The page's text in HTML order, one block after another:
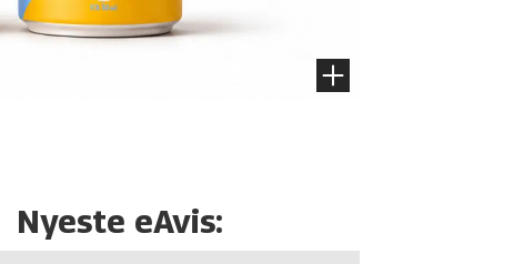
Nyeste eAvis: